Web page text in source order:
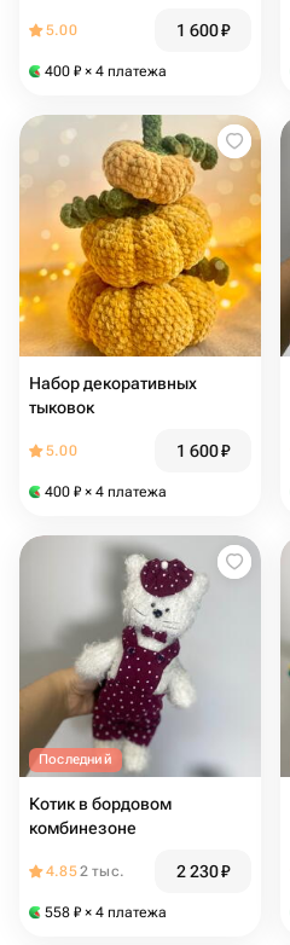
5.00 1 600₽
400 ₽ × 4 платежа
Набор декоративных
тыковок
5.00 1 600₽
400 ₽ × 4 платежа
Последний
Котик в бордовом
комбинезоне
4.852 тыс. 2 230₽
558 ₽ × 4 платежа